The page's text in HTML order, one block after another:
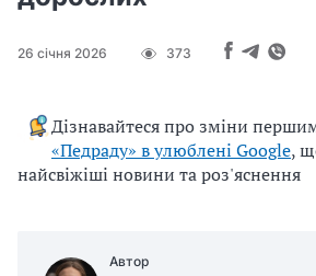
26 січня 2026 373
Дізнавайтеся про зміни
«Педраду» в улюблені Google,
найсвіжіші новини та роз'яснення
Автор